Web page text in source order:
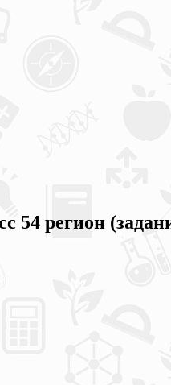
54 регион